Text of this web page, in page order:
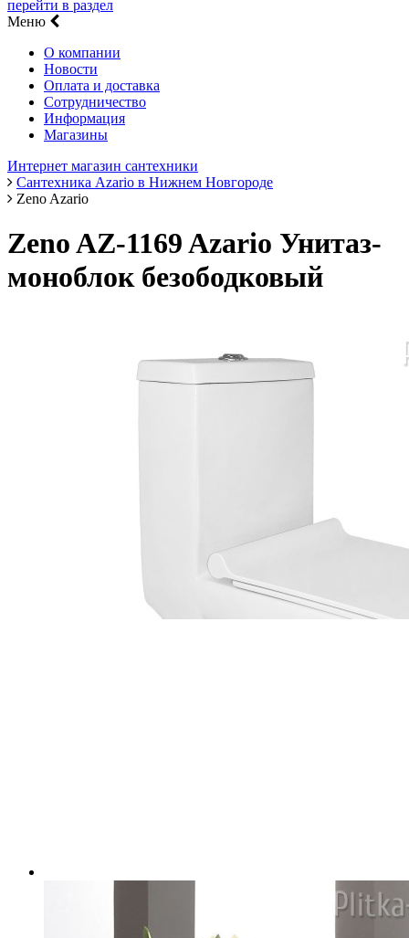
перейти в раздел
Меню
О компании
Новости
Оплата и доставка
Сотрудничество
Информация
Магазины
Интернет магазин сантехники
Сантехника Azario в Нижнем Новгороде
Zeno Azario
Zeno AZ-1169 Azario Унитаз-
моноблок безободковый